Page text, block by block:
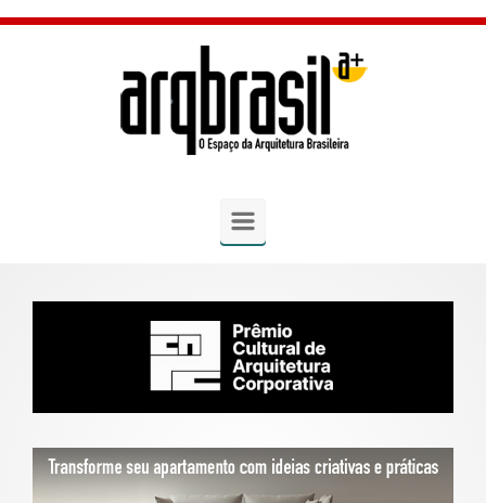
Skip to main content